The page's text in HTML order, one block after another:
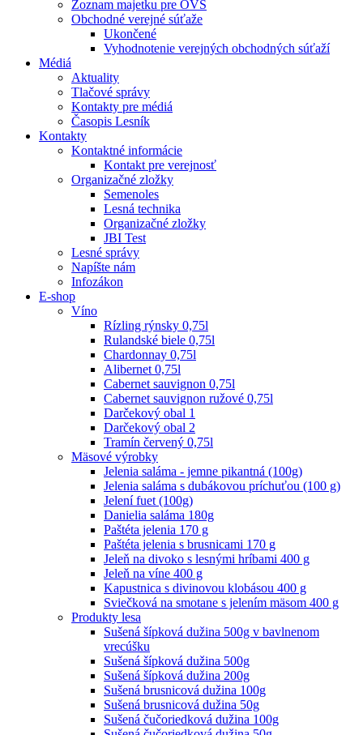
Zoznam majetku pre OVS
Obchodné verejné súťaže
Ukončené
Vyhodnotenie verejných obchodných súťaží
Médiá
Aktuality
Tlačové správy
Kontakty pre médiá
Časopis Lesník
Kontakty
Kontaktné informácie
Kontakt pre verejnosť
Organizačné zložky
Semenoles
Lesná technika
Organizačné zložky
JBI Test
Lesné správy
Napíšte nám
Infozákon
E-shop
Víno
Rízling rýnsky 0,75l
Rulandské biele 0,75l
Chardonnay 0,75l
Alibernet 0,75l
Cabernet sauvignon 0,75l
Cabernet sauvignon ružové 0,75l
Darčekový obal 1
Darčekový obal 2
Tramín červený 0,75l
Mäsové výrobky
Jelenia saláma - jemne pikantná (100g)
Jelenia saláma s dubákovou príchuťou (100 g)
Jelení fuet (100g)
Danielia saláma 180g
Paštéta jelenia 170 g
Paštéta jelenia s brusnicami 170 g
Jeleň na divoko s lesnými hríbami 400 g
Jeleň na víne 400 g
Kapustnica s divinovou klobásou 400 g
Sviečková na smotane s jelením mäsom 400 g
Produkty lesa
Sušená šípková dužina 500g v bavlnenom
vrecúšku
Sušená šípková dužina 500g
Sušená šípková dužina 200g
Sušená brusnicová dužina 100g
Sušená brusnicová dužina 50g
Sušená čučoriedková dužina 100g